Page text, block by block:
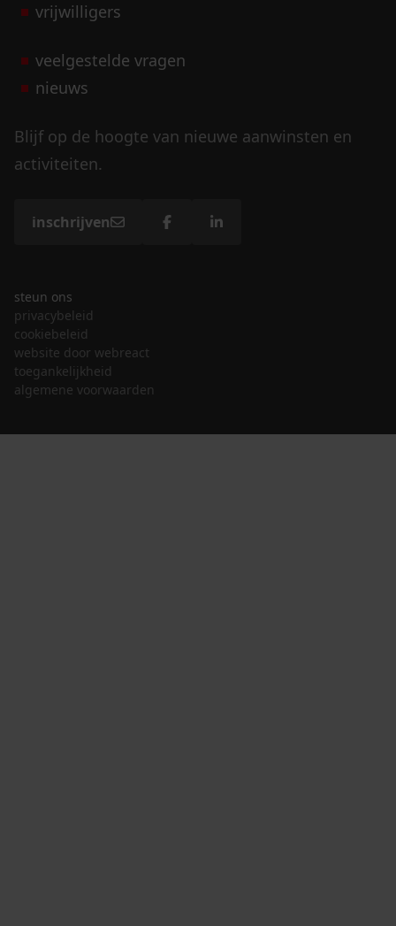
vrijwilligers
veelgestelde vragen
nieuws
Blijf op de hoogte van nieuwe aanwinsten en
activiteiten.
inschrijven
steun ons
privacybeleid
cookiebeleid
website door webreact
toegankelijkheid
algemene voorwaarden